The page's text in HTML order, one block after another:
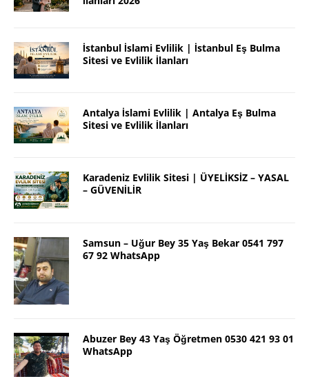
İstanbul İslami Evlilik | İstanbul Eş Bulma
Sitesi ve Evlilik İlanları
Antalya İslami Evlilik | Antalya Eş Bulma
Sitesi ve Evlilik İlanları
Karadeniz Evlilik Sitesi | ÜYELİKSİZ – YASAL
– GÜVENİLİR
Samsun – Uğur Bey 35 Yaş Bekar 0541 797
67 92 WhatsApp
Abuzer Bey 43 Yaş Öğretmen 0530 421 93 01
WhatsApp